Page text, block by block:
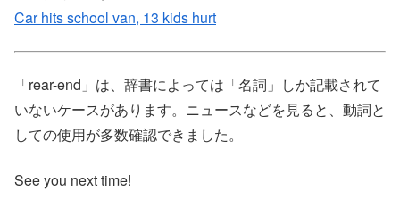
Car hits school van, 13 kids hurt
「rear-end」は、辞書によっては「名詞」しか記載されて
いないケースがあります。ニュースなどを見ると、動詞と
しての使用が多数確認できました。
See you next time!